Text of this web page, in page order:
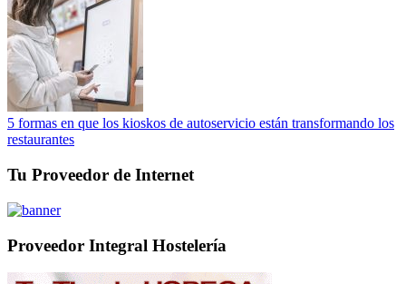
5 formas en que los kioskos de autoservicio están transformando los
restaurantes
Tu Proveedor de Internet
Proveedor Integral Hostelería